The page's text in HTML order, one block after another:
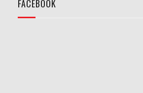
FACEBOOK